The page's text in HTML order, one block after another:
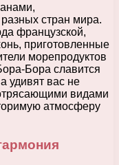
стран мира.
французской,
приготовленные
морепродуктов
Бора славится
удивят вас не
видами
атмосферу